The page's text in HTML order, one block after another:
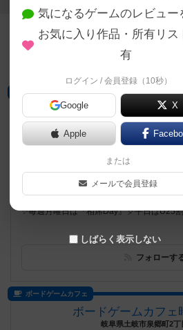
ベーコンアンドエッグスで遊ぶことができる
ペースが5店登録されています。公開プロフ
カウントでログインすると、同じ都道府県内
ボードゲームカフェ
ブックオフ栄ス
愛知県名古屋市中区栄3-4-5
遊べるボードゲーム
547個
栄地下、大同特殊鋼Phenixスクエア (クリ
✨毎週月曜日は『相席Day』🎈平日はU25
フォローす
ボードゲームカフェ
ボードゲームカフェ
岐阜県土岐市泉郷町2丁
気になるゲームのレビュー
お気に入り作品・所有リス
有
ログイン / 会員登録（10秒）
Google X
Apple
または
メールで会員登録
しばらく表示しない